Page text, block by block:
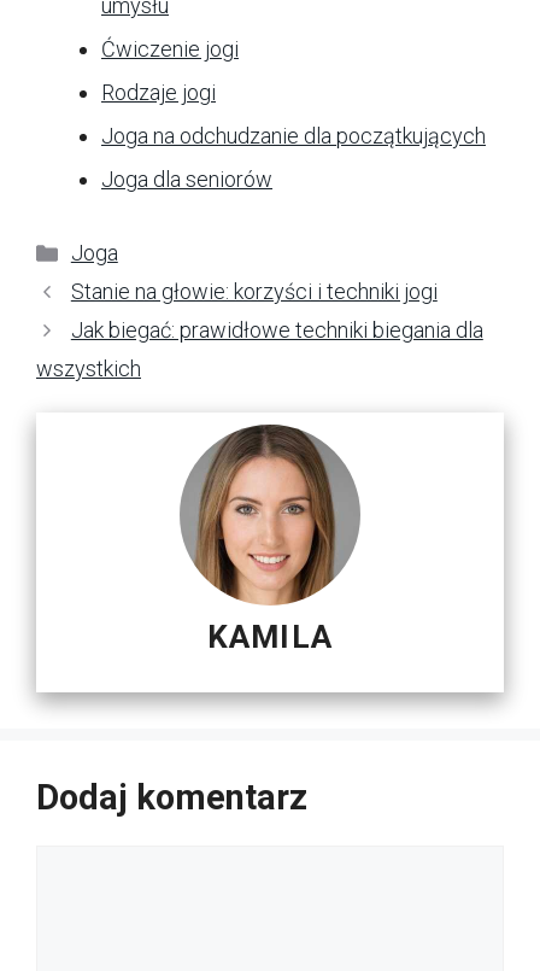
umysłu
Ćwiczenie jogi
Rodzaje jogi
Joga na odchudzanie dla początkujących
Joga dla seniorów
Kategorie
Joga
Stanie na głowie: korzyści i techniki jogi
Jak biegać: prawidłowe techniki biegania dla
wszystkich
KAMILA
Dodaj komentarz